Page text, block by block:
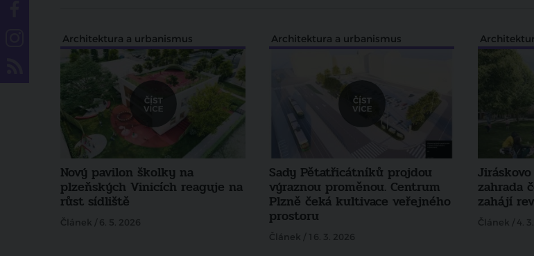
Architektura a urbanismus
Nový pavilon školky na
plzeňských Vinicích reaguje na
růst sídliště
Článek / 6. 5. 2026
Architektura a urbanismus
Sady Pětatřicátníků projdou
výraznou proměnou. Centrum
Plzně čeká kultivace veřejného
prostoru
Článek / 16. 3. 2026
zahrada
zahájí
Článek / 4.